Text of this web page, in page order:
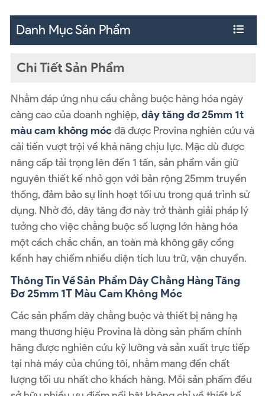
Danh Mục Sản Phẩm
Chi Tiết Sản Phẩm
Nhằm đáp ứng nhu cầu chằng buộc hàng hóa ngày
càng cao của doanh nghiệp,dây tăng đơ 25mm 1t
màu cam không móc đã được Provina nghiên cứu và
cải tiến vượt trội về khả năng chịu lực. Mặc dù được
nâng cấp tải trọng lên đến 1 tấn, sản phẩm vẫn giữ
nguyên thiết kế nhỏ gọn với bản rộng 25mm truyền
thống, đảm bảo sự linh hoạt tối ưu trong quá trình sử
dụng. Nhờ đó, dây tăng đơ này trở thành giải pháp lý
tưởng cho việc chằng buộc số lượng lớn hàng hóa
một cách chắc chắn, an toàn mà không gây cồng
kềnh hay chiếm nhiều diện tích lưu trữ, vận chuyển.
Thông Tin Về Sản Phẩm Dây Chằng Hàng Tăng
Đơ 25mm 1T Màu Cam Không Móc
Các sản phẩm dây chằng buộc và thiết bị nâng hạ
mang thương hiệu Provina là dòng sản phẩm chính
hãng được nghiên cứu kỹ lưỡng và sản xuất trực tiếp
tại nhà máy của chúng tôi, nhằm mang đến chất
lượng tối ưu nhất cho khách hàng. Mỗi sản phẩm đều